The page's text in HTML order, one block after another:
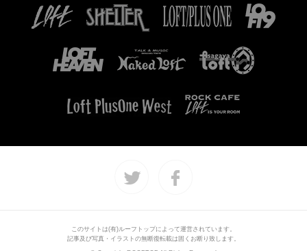
このサイトは(有)ルーフトップによって運営されています。
記事及び写真・イラストの無断復転載は固くお断り致します。